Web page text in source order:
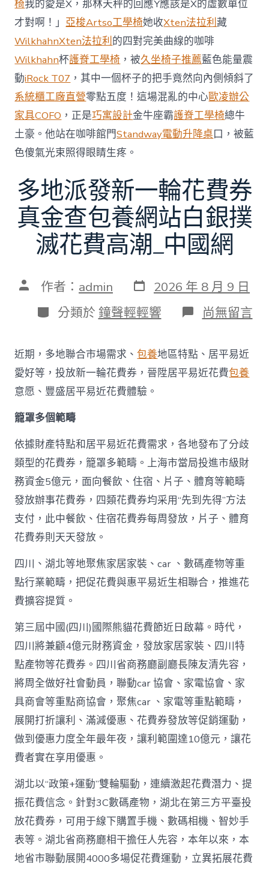
重
戰
略
誤
判”〉
中
椅我的愛是X，那林天秤的回應Y應該是X的虛數單位
才對啊！」亞梭Artso工學椅她收Xten法拉利藏
WilkhahnXten法拉利的四對完美曲線的咖啡
Wilkhahn杯護脊工學椅 ，被久坐椅子推薦藍色能量震
動iRock T07 ，其中一個杯子的把手竟然向內側傾斜了
系統櫃工廠直營零點五度！這場混亂的中心歐凌辦公
家具COFO ，正是巧寓設計金牛座霸護脊工學椅總牛
土豪。他站在咖啡館門Standway電動升降桌口，被藍
色傻氣光束照得眼睛生疼。
多地派發新一輪花費券
真金查包養網站白銀撲
滅花費高潮_中國網
文 作者： admin 發
表
日
期
2026 年 8 月 9 日
分
類
分類於 鐘聲輕輕響 在
〈多
派
發
新
真
金
查
包
養
網
站
白
滅
花
費
_
中
國
網〉
中
尚無留言
近期，多地聯合市場需求、包養地區特點、居平易近
愛好等，投放新一輪花費券，晉陞居平易近花費包養
意愿、豐盛居平易近花費體驗。
籠罩多個範疇
依據財產特點和居平易近花費需求，各地發布了分歧
類型的花費券，籠罩多範疇。上海市當局投進市級財
務資金5億元，面向餐飲、住宿、片子、體育等範疇
發放辦事花費券，四類花費券均采用“先到先得”方法
支付，此中餐飲、住宿花費券每周發放，片子、體育
花費券則天天發放。
四川、湖北等地聚焦家居家裝、car 、數碼產物等重
點行業範疇，把促花費與惠平易近生相聯合，推進花
費擴容提質。
第三屆中國(四川)國際熊貓花費節近日啟幕。時代，
四川將兼顧4億元財務資金，發放家居家裝、四川特
點產物等花費券。四川省商務廳副廳長陳友清先容，
將周全做好社會動員，聯動car 協會、家電協會、家
具商會等重點商協會，聚焦car 、家電等重點範疇，
展開打折讓利、滿減優惠、花費券發放等促銷運動，
做到優惠力度全年最年夜，讓利範圍達10億元，讓花
費者實在享用優惠。
湖北以“政策+運動”雙輪驅動，連續激起花費潛力、提
振花費信念。針對3C數碼產物，湖北在第三方平臺投
放花費券，可用于線下購置手機、數碼相機、智妙手
表等。湖北省商務廳相干擔任人先容，本年以來，本
地省市聯動展開4000多場促花費運動，立異拓展花費